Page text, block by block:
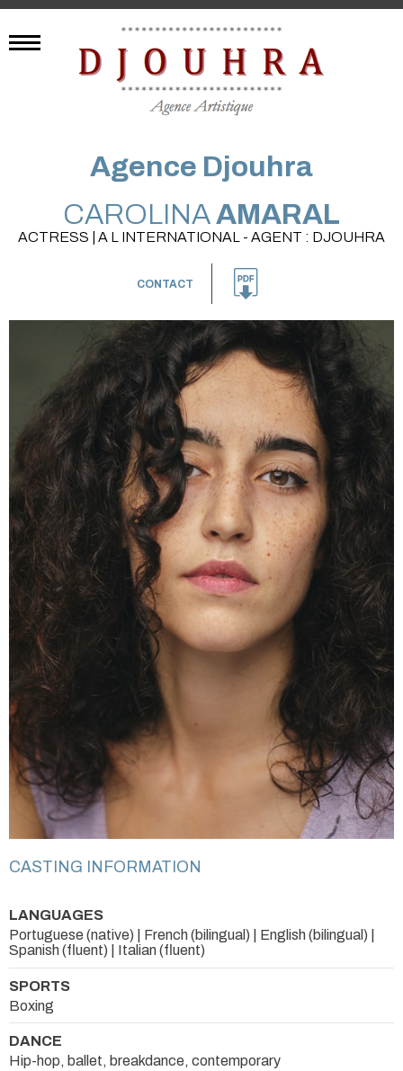
Agence Djouhra
CAROLINAAMARAL
ACTRESS | A L INTERNATIONAL - AGENT : DJOUHRA
CONTACT
CASTING INFORMATION
LANGUAGES
Portuguese (native) | French (bilingual) | English (bilingual) |
Spanish (fluent) | Italian (fluent)
SPORTS
Boxing
DANCE
Hip-hop, ballet, breakdance, contemporary